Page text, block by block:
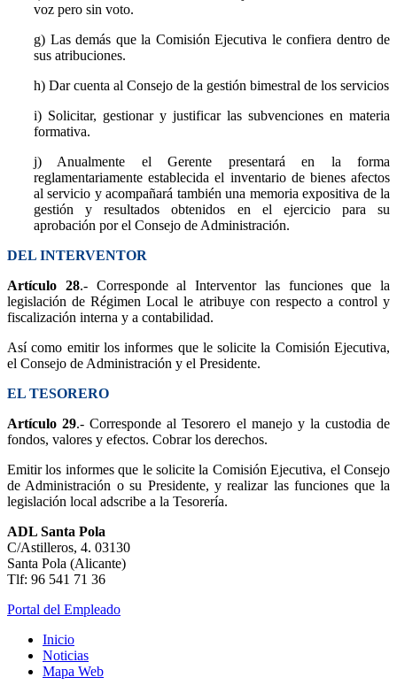
voz pero sin voto.
g) Las demás que la Comisión Ejecutiva le confiera dentro de
sus atribuciones.
h) Dar cuenta al Consejo de la gestión bimestral de los servicios
i) Solicitar, gestionar y justificar las subvenciones en materia
formativa.
j) Anualmente el Gerente presentará en la forma
reglamentariamente establecida el inventario de bienes afectos
al servicio y acompañará también una memoria expositiva de la
gestión y resultados obtenidos en el ejercicio para su
aprobación por el Consejo de Administración.
DEL INTERVENTOR
Artículo 28.- Corresponde al Interventor las funciones que la
legislación de Régimen Local le atribuye con respecto a control y
fiscalización interna y a contabilidad.
Así como emitir los informes que le solicite la Comisión Ejecutiva,
el Consejo de Administración y el Presidente.
EL TESORERO
Artículo 29.- Corresponde al Tesorero el manejo y la custodia de
fondos, valores y efectos. Cobrar los derechos.
Emitir los informes que le solicite la Comisión Ejecutiva, el Consejo
de Administración o su Presidente, y realizar las funciones que la
legislación local adscribe a la Tesorería.
ADL Santa Pola
C/Astilleros, 4. 03130
Santa Pola (Alicante)
Tlf: 96 541 71 36
Portal del Empleado
Inicio
Noticias
Mapa Web